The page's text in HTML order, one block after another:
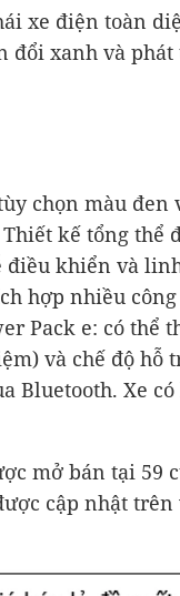
xe điện toàn
đổi xanh và
chọn màu đen
kế tổng thể
điều khiển và
hợp nhiều
Pack e: có thể
và chế độ hỗ
Bluetooth. Xe
mở bán tại 59
cập nhật